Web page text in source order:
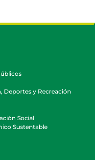
Deportes y Recreación
Social
Sustentable